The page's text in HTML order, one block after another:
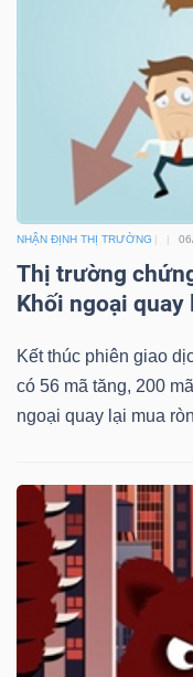
NHẬN ĐỊNH THỊ TRƯỜNG
Thị trường
Khối ngoại quay
Kết thúc phiên giao
có 56 mã tăng, 200
ngoại quay lại mua